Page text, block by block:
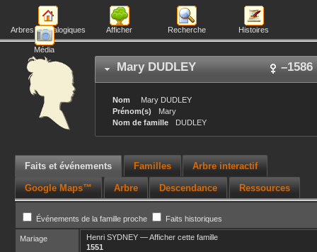
Arbres généalogiques Afficher Recherche Histoires
Média
MaryDUDLEY –1586
Nom Mary DUDLEY
Prénom(s)
Mary
Nom de famille
DUDLEY
Faits et événements Familles Arbre interactif
Google Maps™ Arbre Descendance Ressources
Événements de la famille proche Faits historiques
Mariage Henri SYDNEY —Afficher cette famille
1551